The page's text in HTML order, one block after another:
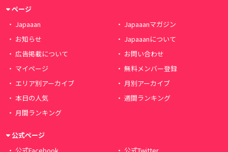
ページ
Japaaan
Japaaanマガジン
お知らせ
Japaaanについて
広告掲載について
お問い合わせ
マイページ
無料メンバー登録
エリア別アーカイブ
月別アーカイブ
本日の人気
週間ランキング
月間ランキング
公式ページ